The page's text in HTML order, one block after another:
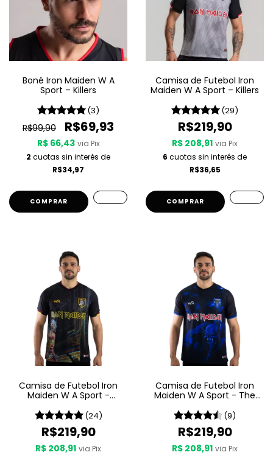
Boné Iron Maiden W A
Sport – Killers
(3)
R$99,90 R$69,93
R$ 66,43 via Pix
2 cuotas sin interés de
R$34,97
Camisa de Futebol Iron
Maiden W A Sport – Killers
(29)
R$219,90
R$ 208,91 via Pix
6 cuotas sin interés de
R$36,65
COMPRAR
Camisa de Futebol Iron
Maiden W A Sport -
(24)
R$219,90
R$ 208,91 via Pix
Camisa de Futebol Iron
Maiden W A Sport - The
(9)
R$219,90
R$ 208,91 via Pix